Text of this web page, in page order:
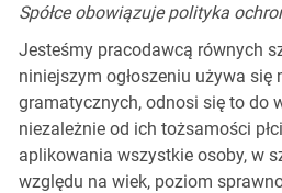
Spółce obowiązuje polityka
Jesteśmy pracodawcą równych
niniejszym ogłoszeniu używa się
gramatycznych, odnosi się to do
niezależnie od ich tożsamości
aplikowania wszystkie osoby, w
względu na wiek, poziom